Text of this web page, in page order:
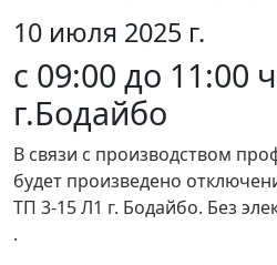
10 июля 2025 г.
с 09:00 до 11:00
г.Бодайбо
В связи с производством
будет произведено
ТП 3-15 Л1 г. Бодайбо. Без
.